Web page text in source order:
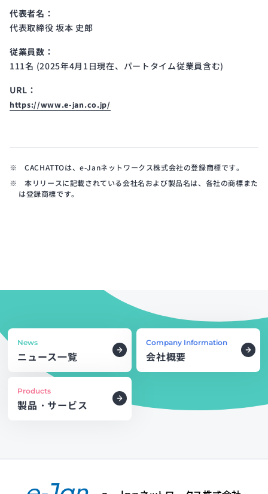
代表者名：
代表取締役 坂本 史郎
従業員数：
111名 (2025年4月1日現在、パートタイム従業員含む)
URL：
https://www.e-jan.co.jp/
※ CACHATTOは、e-Janネットワークス株式会社の登録商標です。
※ 本リリースに記載されている会社名および製品名は、各社の商標また
は登録商標です。
News
ニュース一覧
Company Information
会社概要
Products
製品・サービス